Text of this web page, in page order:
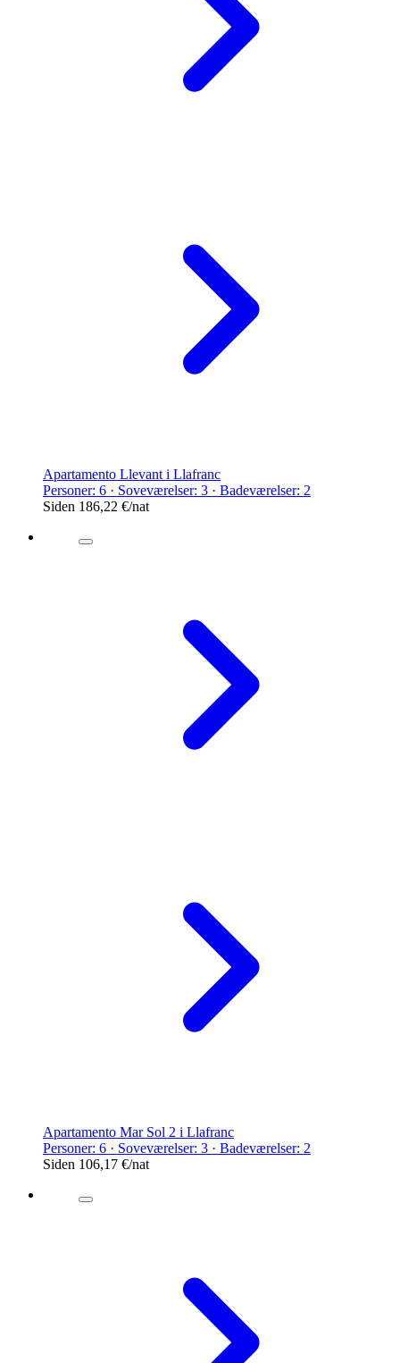
Apartamento Llevant i Llafranc
Personer: 6 · Soveværelser: 3 · Badeværelser: 2
Siden 186,22 €/nat
Apartamento Mar Sol 2 i Llafranc
Personer: 6 · Soveværelser: 3 · Badeværelser: 2
Siden 106,17 €/nat